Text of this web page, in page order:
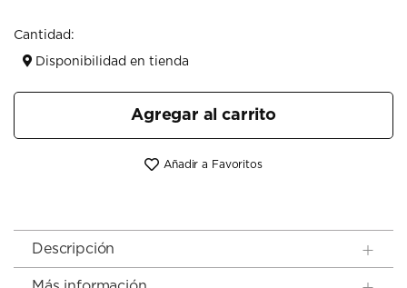
Cantidad:
Disponibilidad en tienda
Agregar al carrito
Añadir a Favoritos
Descripción